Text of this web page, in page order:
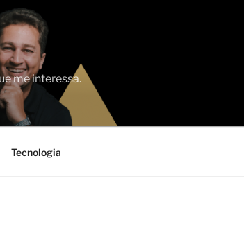
me interessa.
Tecnologia